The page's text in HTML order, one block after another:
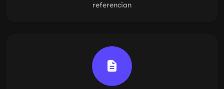
referencian